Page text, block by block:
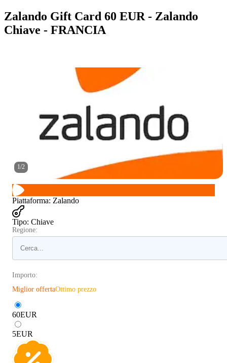
Zalando Gift Card 60 EUR - Zalando
Chiave - FRANCIA
1/2
Piattaforma: Zalando
Tipo: Chiave
Regione:
Importo:
Miglior offertaOttimo prezzo
60EUR
5EUR